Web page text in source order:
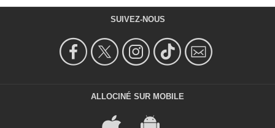
SUIVEZ-NOUS
ALLOCINÉ SUR MOBILE